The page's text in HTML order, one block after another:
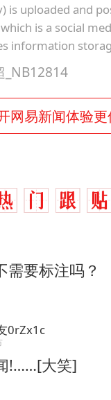
is uploaded and
is a social
information
_NB12814
网易新闻体验更
需要标注吗？
0rZx1c
!……[大笑]